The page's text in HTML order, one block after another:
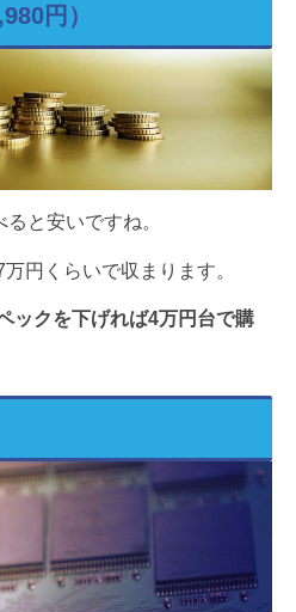
円）
と安いですね。
円くらいで収まります。
ックを下げれば4万円台で購